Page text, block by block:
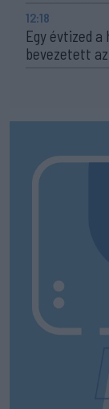
12:18
Egy évtized
bevezetett az